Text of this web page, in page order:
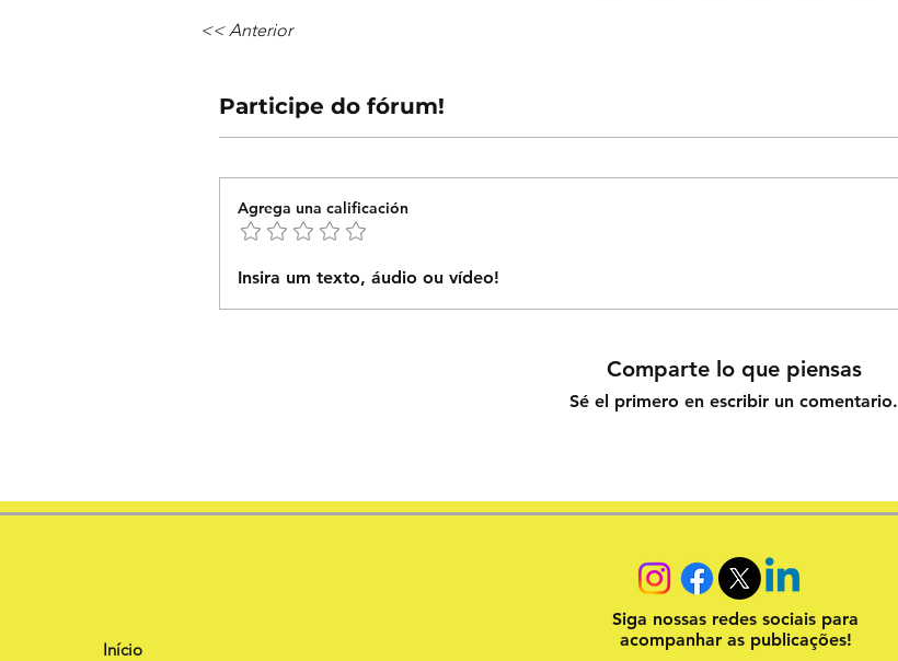
<< Anterior
Participe do fórum!
Agrega una calificación
Insira um texto, áudio ou vídeo!
Comparte lo que piensas
Sé el primero en escribir un comentario.
Início
Siga nossas redes sociais para
acompanhar as publicações!